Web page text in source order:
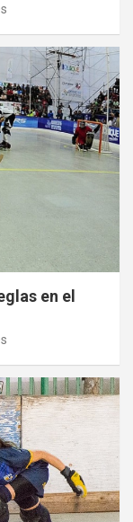
en el